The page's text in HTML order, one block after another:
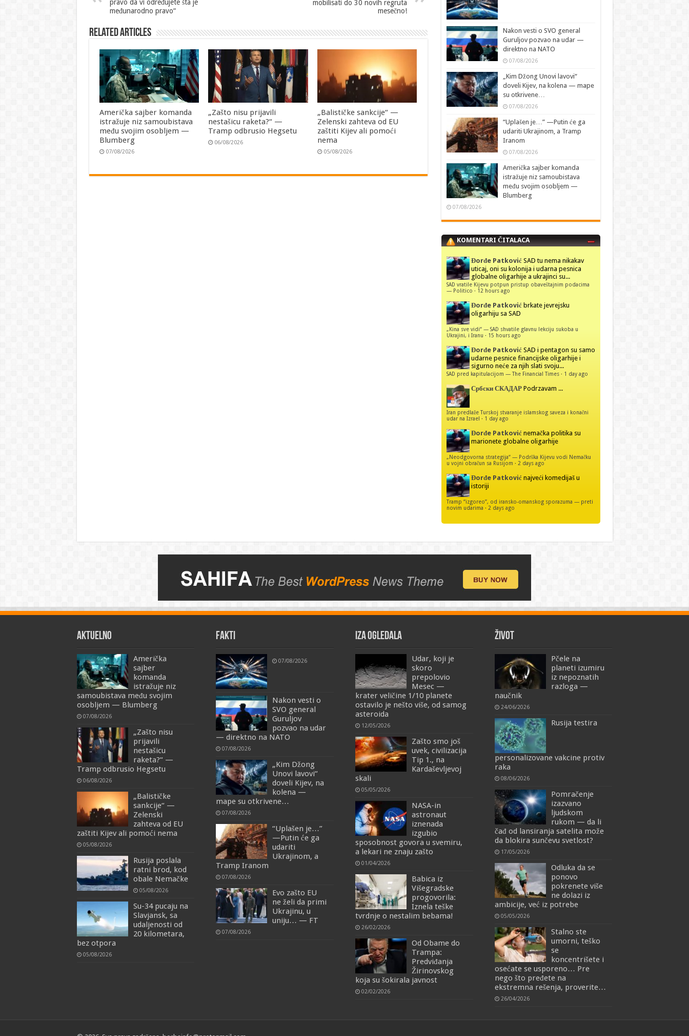
pravo da vi određujete šta je
međunarodno pravo“
mobilisati do 30 novih regruta
mesečno!
Related Articles
Američka sajber komanda
istražuje niz samoubistava
među svojim osobljem —
Blumberg
07/08/2026
„Zašto nisu prijavili
nestašicu raketa?“ —
Tramp odbrusio Hegsetu
06/08/2026
„Balističke sankcije“ —
Zelenski zahteva od EU
zaštiti Kijev ali pomoći
nema
05/08/2026
Nakon vesti o SVO general
Guruljov pozvao na udar —
direktno na NATO
07/08/2026
„Kim Džong Unovi lavovi“
doveli Kijev, na kolena — mape
su otkrivene…
07/08/2026
“Uplašen je…” —Putin će ga
udariti Ukrajinom, a Tramp
Iranom
07/08/2026
Američka sajber komanda
istražuje niz samoubistava
među svojim osobljem —
Blumberg
07/08/2026
KOMENTARI ČITALACA
Đorđe Patković SAD tu nema nikakav
uticaj, oni su kolonija i udarna pesnica
globalne oligarhije a ukrajinci su...
SAD vratile Kijevu potpun pristup obaveštajnim podacima
— Politico · 12 hours ago
Đorđe Patković brkate jevrejsku
oligarhiju sa SAD
„Kina sve vidi“ — SAD shvatile glavnu lekciju sukoba u
Ukrajini, i Iranu · 15 hours ago
Đorđe Patković SAD i pentagon su samo
udarne pesnice financijske oligarhije i
sigurno neće za njih slati svoju...
SAD pred kapitulacijom — The Financial Times· 1 day ago
Србски СКАДАР Podrzavam ...
Iran predlaže Turskoj stvaranje islamskog saveza i konačni
udar na Izrael · 1 day ago
Đorđe Patković nemačka politika su
marionete globalne oligarhije
„Neodgovorna strategija“ — Podrška Kijevu vodi Nemačku
u vojni obračun sa Rusijom · 2 days ago
Đorđe Patković najveći komedijaš u
istoriji
Tramp “izgoreo”, od iransko-omanskog sporazuma — preti
novim udarima · 2 days ago
AKTUELNO
Američka
sajber
komanda
istražuje niz
samoubistava među svojim
osobljem — Blumberg
07/08/2026
„Zašto nisu
prijavili
nestašicu
raketa?“ —
Tramp odbrusio Hegsetu
06/08/2026
„Balističke
sankcije“ —
Zelenski
zahteva od EU
zaštiti Kijev ali pomoći nema
05/08/2026
Rusija poslala
ratni brod, kod
obale Nemačke
05/08/2026
Su-34 pucaju na
Slavjansk, sa
udaljenosti od
20 kilometara,
bez otpora
05/08/2026
FAKTI
07/08/2026
Nakon vesti o
SVO general
Guruljov
pozvao na udar
— direktno na NATO
07/08/2026
„Kim Džong
Unovi lavovi“
doveli Kijev, na
kolena —
mape su otkrivene…
07/08/2026
“Uplašen je…”
—Putin će ga
udariti
Ukrajinom, a
Tramp Iranom
07/08/2026
Evo zašto EU
ne želi da primi
Ukrajinu, u
uniju… — FT
07/08/2026
IZA OGLEDALA
Udar, koji je
skoro
prepolovio
Mesec —
krater veličine 1/10 planete
ostavilo je nešto više, od samog
asteroida
12/05/2026
Zašto smo još
uvek, civilizacija
Tip 1., na
Kardaševljevoj
skali
05/05/2026
NASA-in
astronaut
iznenada
izgubio
sposobnost govora u svemiru,
a lekari ne znaju zašto
01/04/2026
Babica iz
Višegradske
progovorila:
Iznela teške
tvrdnje o nestalim bebama!
26/02/2026
Od Obame do
Trampa:
Predviđanja
Žirinovskog
koja su šokirala javnost
02/02/2026
ŽIVOT
Pčele na
planeti izumiru
iz nepoznatih
razloga —
naučnik
24/06/2026
Rusija testira
personalizovane vakcine protiv
raka
08/06/2026
Pomračenje
izazvano
ljudskom
rukom — da li
čađ od lansiranja satelita može
da blokira sunčevu svetlost?
17/05/2026
Odluka da se
ponovo
pokrenete više
ne dolazi iz
ambicije, već iz potrebe
05/05/2026
Stalno ste
umorni, teško
se
koncentrišete i
osećate se usporeno… Pre
nego što pređete na
ekstremna rešenja, proverite…
26/04/2026